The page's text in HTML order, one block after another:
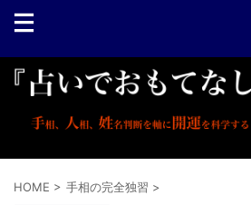
HOME > 手相の完全独習 >